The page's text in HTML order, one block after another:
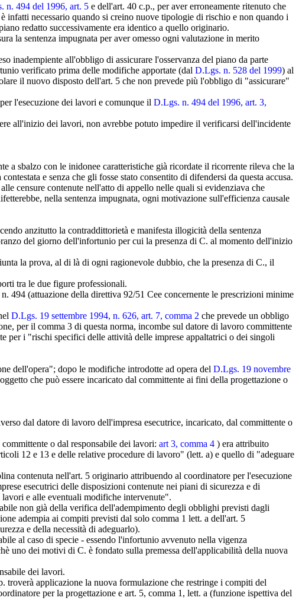
n. 494 del 1996, art. 5 e dell'art. 40 c.p., per aver erroneamente ritenuto che
infatti necessario quando si creino nuove tipologie di rischio e non quando i
redatto successivamente era identico a quello originario.
la sentenza impugnata per aver omesso ogni valutazione in merito
inadempiente all'obbligo di assicurare l'osservanza del piano da parte
verificato prima delle modifiche apportate (dal D.Lgs. n. 528 del 1999) al
il nuovo disposto dell'art. 5 che non prevede più l'obbligo di "assicurare"
l'esecuzione dei lavori e comunque il D.Lgs. n. 494 del 1996, art. 3,
all'inizio dei lavori, non avrebbe potuto impedire il verificarsi dell'incidente
a sbalzo con le inidonee caratteristiche già ricordate il ricorrente rileva che la
e senza che gli fosse stato consentito di difendersi da questa accusa.
censure contenute nell'atto di appello nelle quali si evidenziava che
nella sentenza impugnata, ogni motivazione sull'efficienza causale
anzitutto la contraddittorietà e manifesta illogicità della sentenza
del giorno dell'infortunio per cui la presenza di C. al momento dell'inizio
la prova, al di là di ogni ragionevole dubbio, che la presenza di C., il
tra le due figure professionali.
494 (attuazione della direttiva 92/51 Cee concernente le prescrizioni minime
D.Lgs. 19 settembre 1994, n. 626, art. 7, comma 2 che prevede un obbligo
per il comma 3 di questa norma, incombe sul datore di lavoro committente
per i "rischi specifici delle attività delle imprese appaltatrici o dei singoli
dell'opera"; dopo le modifiche introdotte ad opera del D.Lgs. 19 novembre
che può essere incaricato dal committente ai fini della progettazione o
dal datore di lavoro dell'impresa esecutrice, incaricato, dal committente o
o dal responsabile dei lavori: art 3, comma 4 ) era attribuito
12 e 13 e delle relative procedure di lavoro" (lett. a) e quello di "adeguare
contenuta nell'art. 5 originario attribuendo al coordinatore per l'esecuzione
esecutrici delle disposizioni contenute nei piani di sicurezza e di
e alle eventuali modifiche intervenute".
non già della verifica dell'adempimento degli obblighi previsti dagli
adempia ai compiti previsti dal solo comma 1 lett. a dell'art. 5
e della necessità di adeguarlo).
al caso di specie - essendo l'infortunio avvenuto nella vigenza
uno dei motivi di C. è fondato sulla premessa dell'applicabilità della nuova
dei lavori.
troverà applicazione la nuova formulazione che restringe i compiti del
per la progettazione e art. 5, comma 1, lett. a (funzione ispettiva del